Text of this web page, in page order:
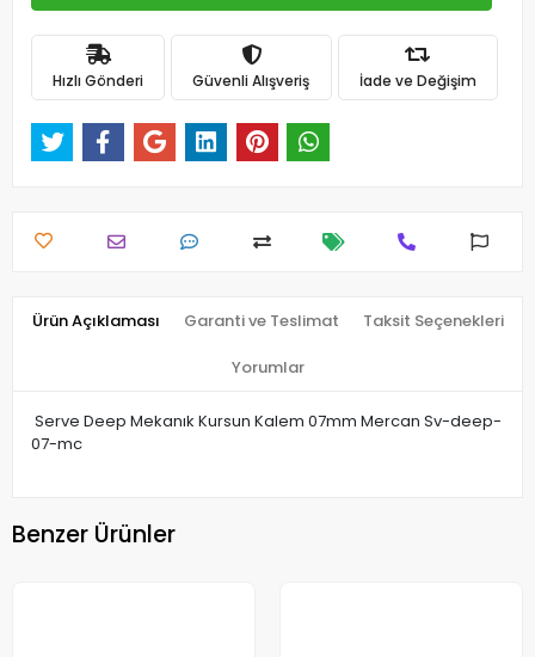
Hızlı Gönderi Güvenli Alışveriş İade ve Değişim
Ürün Açıklaması Garanti ve Teslimat Taksit Seçenekleri
Yorumlar
Serve Deep Mekanık Kursun Kalem 07mm Mercan Sv-deep-
07-mc
Benzer Ürünler